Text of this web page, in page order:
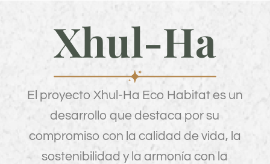
Xhul-Ha
El proyecto Xhul-Ha Eco Habitat es un
desarrollo que destaca por su
compromiso con la calidad de vida, la
sostenibilidad y la armonía con la